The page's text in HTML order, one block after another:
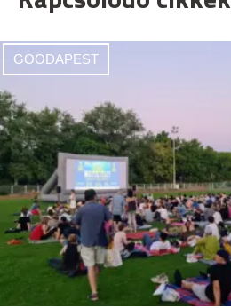
GOODAPEST